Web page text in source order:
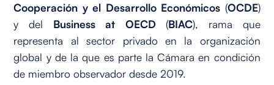
Cooperación y el Desarrollo Económicos (OCDE)
y del Business at OECD(BIAC), rama que
representa al sector privado en la organización
global y de la que es parte la Cámara en condición
de miembro observador desde 2019.